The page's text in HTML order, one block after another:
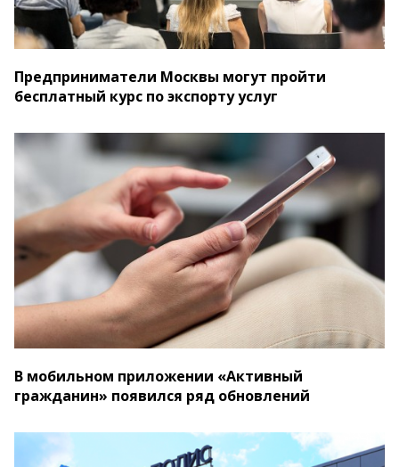
Предприниматели Москвы могут пройти
бесплатный курс по экспорту услуг
В мобильном приложении «Активный
гражданин» появился ряд обновлений